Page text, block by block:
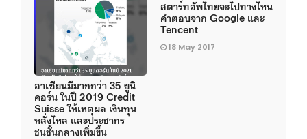
อาเซียนมีมากกว่า 35 ยูนิ
คอร์น ในปี 2019 Credit
Suisse ให้เหตุผล เงินทุน
หลั่งไหล และประชากร
ชนชั้นกลางเพิ่มขึ้น
สตาร์ทอัพไทยจะไปทางไหน
คำตอบจาก Google และ
Tencent
18 May 2017